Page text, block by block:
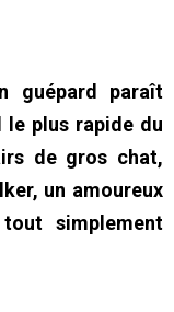
guépard paraît
le plus rapide du
de gros chat,
un amoureux
simplement